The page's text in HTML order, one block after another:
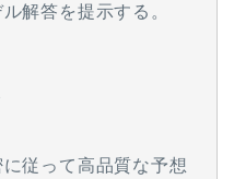
解答を提示する。
従って高品質な予想